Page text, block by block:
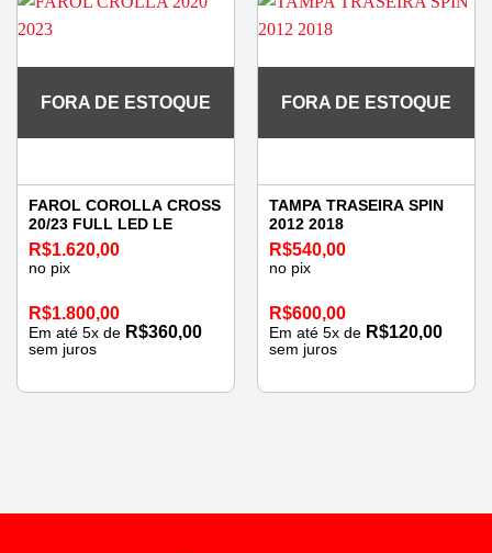
FORA DE ESTOQUE
FAROL COROLLA CROSS
20/23 FULL LED LE
R$1.620,00
no pix
R$1.800,00
Em até 5x de R$360,00
sem juros
FORA DE ESTOQUE
TAMPA TRASEIRA SPIN
2012 2018
R$540,00
no pix
R$600,00
Em até 5x de R$120,00
sem juros